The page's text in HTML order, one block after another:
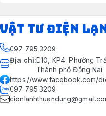
VẬT TƯ ĐIỆN
097 795 3209
Địa chỉ:D10, KP4, Phường
Thành phố Đồng Nai
https://www.facebook.com/
097 795 3209